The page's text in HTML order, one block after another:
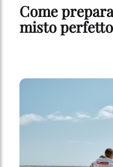
Come
misto perfetto